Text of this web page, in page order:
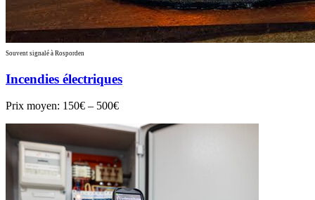
Souvent signalé à Rosporden
Incendies électriques
Prix moyen: 150€ – 500€